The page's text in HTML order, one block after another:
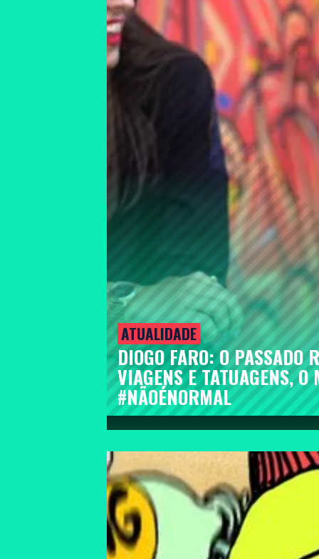
ATUALIDADE
DIOGO FARO: O PASSADO
VIAGENS E TATUAGENS, O
#NÃOÉNORMAL